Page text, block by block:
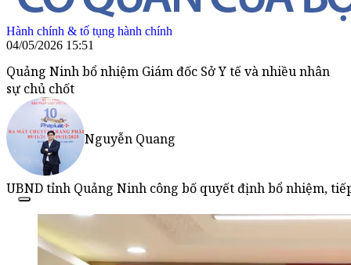
Hành chính & tố tụng hành chính
04/05/2026 15:51
Quảng Ninh bổ nhiệm Giám đốc Sở Y tế và nhiều nhân
sự chủ chốt
Nguyễn Quang
UBND tỉnh Quảng Ninh công bố quyết định bổ nhiệm,